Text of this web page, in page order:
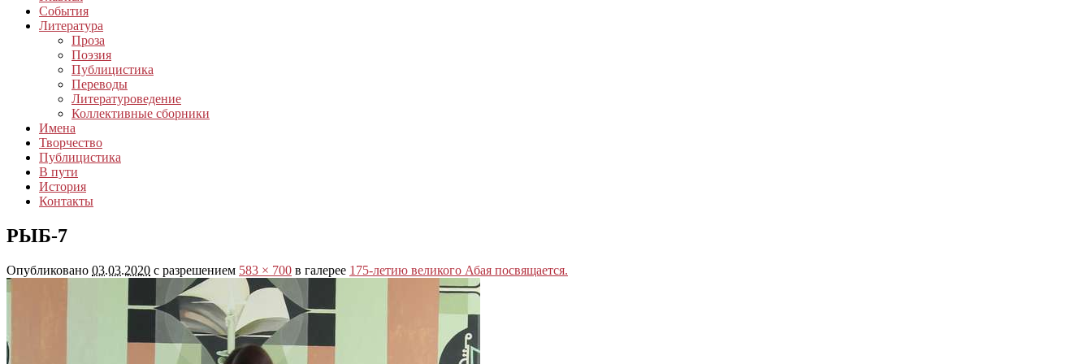
События
Литература
Проза
Поэзия
Публицистика
Переводы
Литературоведение
Коллективные сборники
Имена
Творчество
Публицистика
В пути
История
Контакты
РЫБ-7
Опубликовано 03.03.2020 с разрешением 583 × 700 в галерее 175-летию великого Абая посвящается.